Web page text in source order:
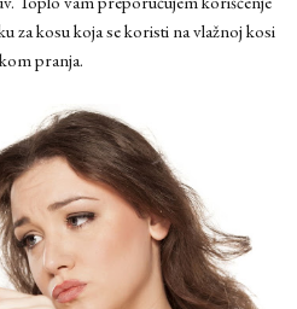
za kosu koja se koristi na vlažnoj kosi
pranja.